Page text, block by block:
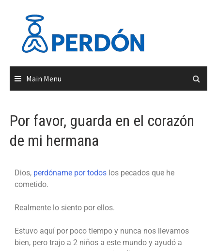
Main Menu
Por favor, guarda en el corazón
de mi hermana
Dios, perdóname por todos los pecados que he
cometido.
Realmente lo siento por ellos.
Estuvo aquí por poco tiempo y nunca nos llevamos
bien, pero trajo a 2 niños a este mundo y ayudó a